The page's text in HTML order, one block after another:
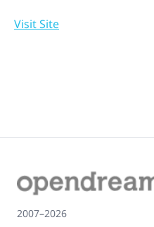
Visit Site
2007–2026